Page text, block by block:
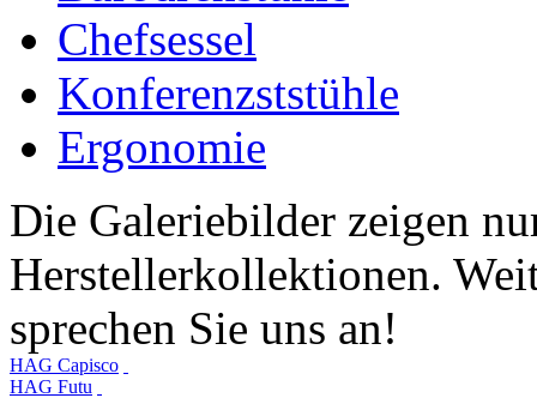
Chefsessel
Konferenzststühle
Ergonomie
Die Galeriebilder zeigen
Herstellerkollektionen.
sprechen Sie uns an!
HAG Capisco
HAG Futu